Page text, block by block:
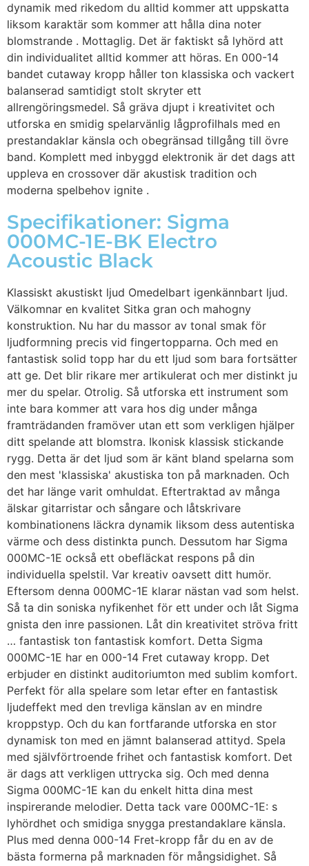
dynamik med rikedom du alltid kommer att uppskatta
liksom karaktär som kommer att hålla dina noter
blomstrande . Mottaglig. Det är faktiskt så lyhörd att
din individualitet alltid kommer att höras. En 000-14
bandet cutaway kropp håller ton klassiska och vackert
balanserad samtidigt stolt skryter ett
allrengöringsmedel. Så gräva djupt i kreativitet och
utforska en smidig spelarvänlig lågprofilhals med en
prestandaklar känsla och obegränsad tillgång till övre
band. Komplett med inbyggd elektronik är det dags att
uppleva en crossover där akustisk tradition och
moderna spelbehov ignite .
Specifikationer: Sigma
000MC-1E-BK Electro
Acoustic Black
Klassiskt akustiskt ljud Omedelbart igenkännbart ljud.
Välkomnar en kvalitet Sitka gran och mahogny
konstruktion. Nu har du massor av tonal smak för
ljudformning precis vid fingertopparna. Och med en
fantastisk solid topp har du ett ljud som bara fortsätter
att ge. Det blir rikare mer artikulerat och mer distinkt ju
mer du spelar. Otrolig. Så utforska ett instrument som
inte bara kommer att vara hos dig under många
framträdanden framöver utan ett som verkligen hjälper
ditt spelande att blomstra. Ikonisk klassisk stickande
rygg. Detta är det ljud som är känt bland spelarna som
den mest 'klassiska' akustiska ton på marknaden. Och
det har länge varit omhuldat. Eftertraktad av många
älskar gitarristar och sångare och låtskrivare
kombinationens läckra dynamik liksom dess autentiska
värme och dess distinkta punch. Dessutom har Sigma
000MC-1E också ett obefläckat respons på din
individuella spelstil. Var kreativ oavsett ditt humör.
Eftersom denna 000MC-1E klarar nästan vad som helst.
Så ta din soniska nyfikenhet för ett under och låt Sigma
gnista den inre passionen. Låt din kreativitet ströva fritt
… fantastisk ton fantastisk komfort. Detta Sigma
000MC-1E har en 000-14 Fret cutaway kropp. Det
erbjuder en distinkt auditoriumton med sublim komfort.
Perfekt för alla spelare som letar efter en fantastisk
ljudeffekt med den trevliga känslan av en mindre
kroppstyp. Och du kan fortfarande utforska en stor
dynamisk ton med en jämnt balanserad attityd. Spela
med självförtroende frihet och fantastisk komfort. Det
är dags att verkligen uttrycka sig. Och med denna
Sigma 000MC-1E kan du enkelt hitta dina mest
inspirerande melodier. Detta tack vare 000MC-1E: s
lyhördhet och smidiga snygga prestandaklare känsla.
Plus med denna 000-14 Fret-kropp får du en av de
bästa formerna på marknaden för mångsidighet. Så